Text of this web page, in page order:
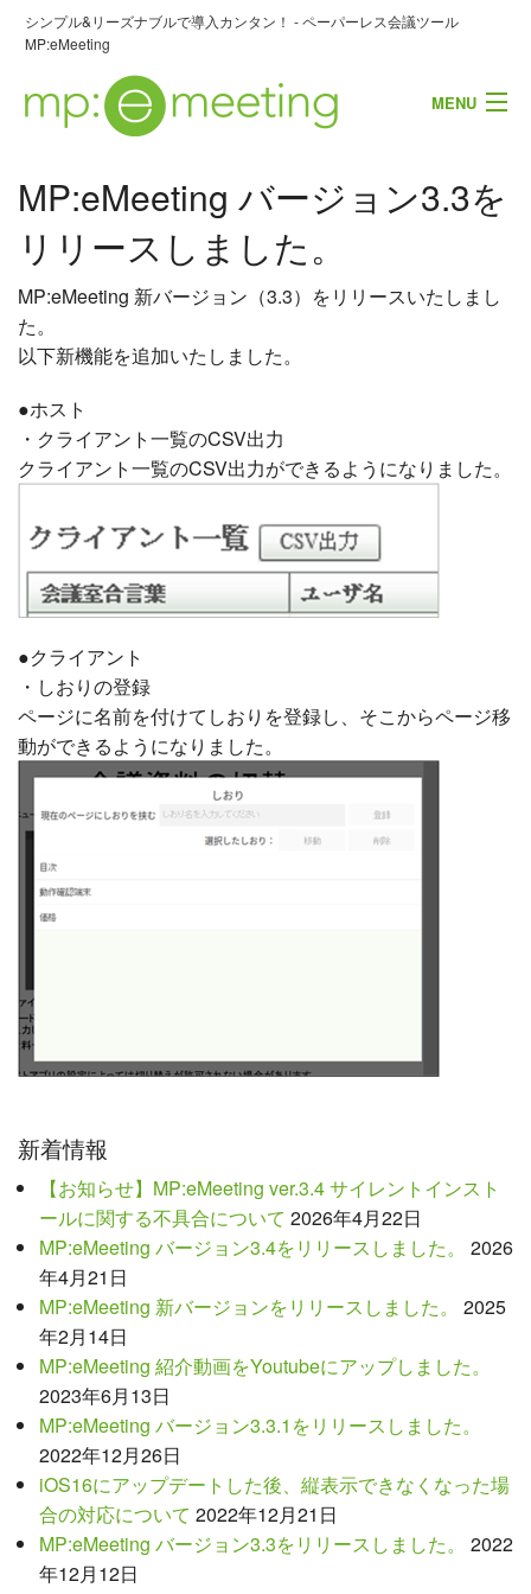
シンプル&リーズナブルで導入カンタン！ - ペーパーレス会議ツール
MP:eMeeting
MENU
お問い合わせ・資料請求
製品概要
導入事例
よくあるご質問
MP:eMeeting バージョン3.3を
リリースしました。
MP:eMeeting 新バージョン（3.3）をリリースいたしまし
た。
以下新機能を追加いたしました。
●ホスト
・クライアント一覧のCSV出力
クライアント一覧のCSV出力ができるようになりました。
●クライアント
・しおりの登録
ページに名前を付けてしおりを登録し、そこからページ移
動ができるようになりました。
新着情報
【お知らせ】MP:eMeeting ver.3.4 サイレントインスト
ールに関する不具合について 2026年4月22日
MP:eMeeting バージョン3.4をリリースしました。
2026
年4月21日
MP:eMeeting 新バージョンをリリースしました。
2025
年2月14日
MP:eMeeting 紹介動画をYoutubeにアップしました。
2023年6月13日
MP:eMeeting バージョン3.3.1をリリースしました。
2022年12月26日
iOS16にアップデートした後、縦表示できなくなった場
合の対応について 2022年12月21日
MP:eMeeting バージョン3.3をリリースしました。
2022
年12月12日